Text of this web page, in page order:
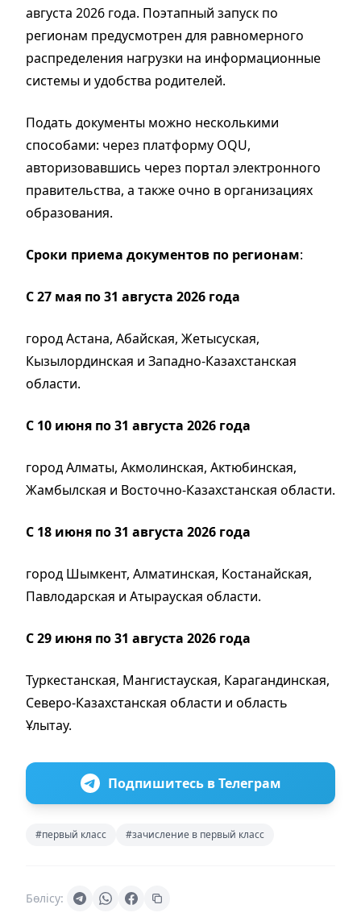
августа 2026 года. Поэтапный запуск по
регионам предусмотрен для равномерного
распределения нагрузки на информационные
системы и удобства родителей.
Подать документы можно несколькими
способами: через платформу OQU,
авторизовавшись через портал электронного
правительства, а также очно в организациях
образования.
Сроки приема документов по регионам:
С 27 мая по 31 августа 2026 года
город Астана, Абайская, Жетысуская,
Кызылординская и Западно-Казахстанская
области.
С 10 июня по 31 августа 2026 года
город Алматы, Акмолинская, Актюбинская,
Жамбылская и Восточно-Казахстанская области.
С 18 июня по 31 августа 2026 года
город Шымкент, Алматинская, Костанайская,
Павлодарская и Атырауская области.
С 29 июня по 31 августа 2026 года
Туркестанская, Мангистауская, Карагандинская,
Северо-Казахстанская области и область
Ұлытау.
Подпишитесь в Телеграм
#первый класс #зачисление в первый класс
Бөлісу: